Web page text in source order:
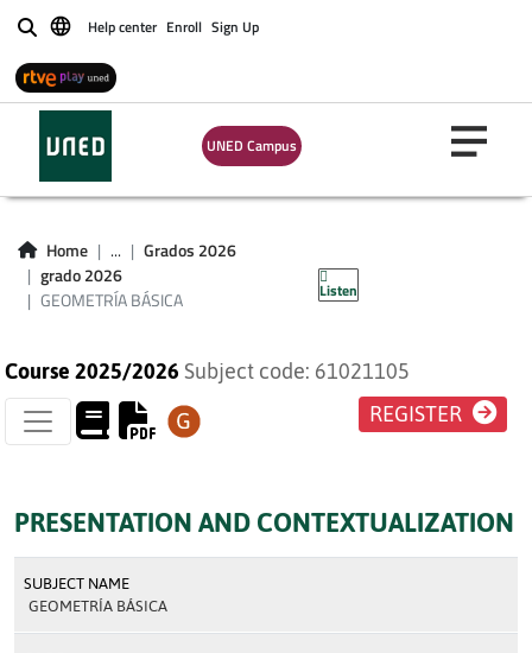
BuscarHelp center Enroll Sign Up
UNED Campus
Home ...
Grados 2026
grado 2026
GEOMETRÍA BÁSICA
Listen
GEOMETRÍA BÁSICA
Course 2025/2026 Subject code: 61021105
REGISTER
PRESENTATION AND CONTEXTUALIZATION
SUBJECT NAME
GEOMETRÍA BÁSICA